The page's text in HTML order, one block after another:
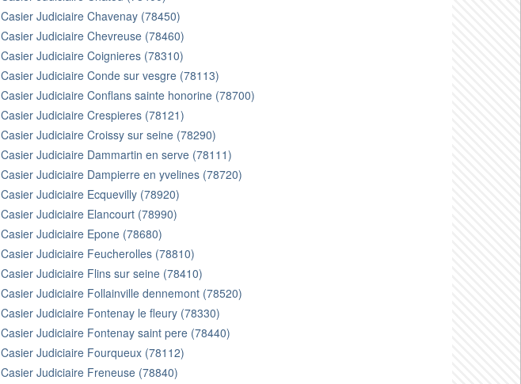
Casier Judiciaire Chavenay (78450)
Casier Judiciaire Chevreuse (78460)
Casier Judiciaire Coignieres (78310)
Casier Judiciaire Conde sur vesgre (78113)
Casier Judiciaire Conflans sainte honorine (78700)
Casier Judiciaire Crespieres (78121)
Casier Judiciaire Croissy sur seine (78290)
Casier Judiciaire Dammartin en serve (78111)
Casier Judiciaire Dampierre en yvelines (78720)
Casier Judiciaire Ecquevilly (78920)
Casier Judiciaire Elancourt (78990)
Casier Judiciaire Epone (78680)
Casier Judiciaire Feucherolles (78810)
Casier Judiciaire Flins sur seine (78410)
Casier Judiciaire Follainville dennemont (78520)
Casier Judiciaire Fontenay le fleury (78330)
Casier Judiciaire Fontenay saint pere (78440)
Casier Judiciaire Fourqueux (78112)
Casier Judiciaire Freneuse (78840)